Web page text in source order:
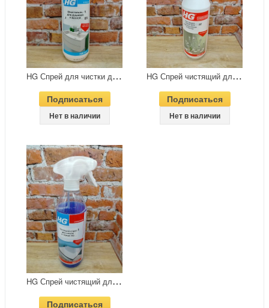
H
G Спрей для чистки душевой и ванной 500 мл
Подписаться
Нет в наличии
H
G Спрей чистящий для светильников и люстр 500 мл
Подписаться
Нет в наличии
H
G Спрей чистящий для стекла и зеркал 500 мл
Подписаться